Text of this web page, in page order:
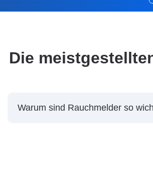
Die
Warum sind Rauchmelder so